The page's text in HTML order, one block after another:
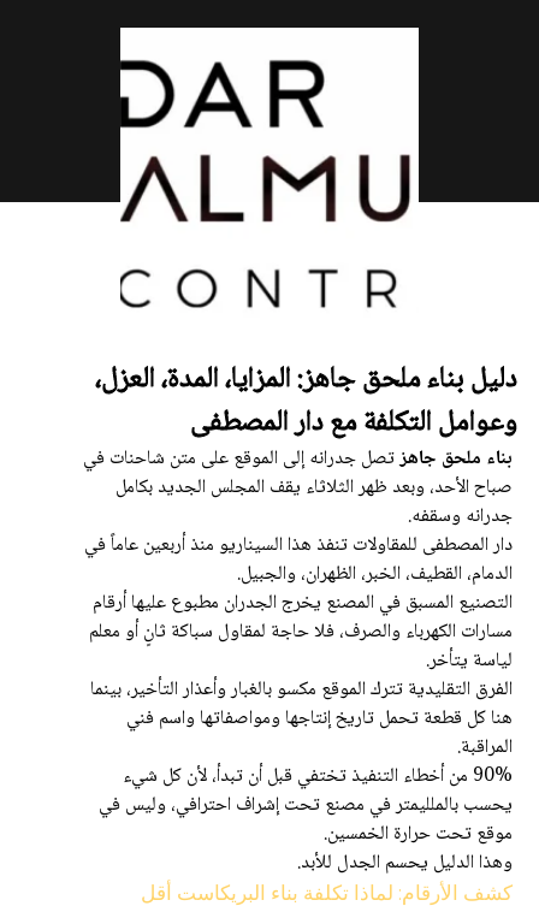
دليل بناء ملحق جاهز: المزايا، المدة، العزل،
وعوامل التكلفة مع دار المصطفى
بناء ملحق جاهزتصل جدرانه إلى الموقع على متن شاحنات في
صباح الأحد، وبعد ظهر الثلاثاء يقف المجلس الجديد بكامل
جدرانه وسقفه.
دار المصطفى للمقاولات تنفذ هذا السيناريو منذ أربعين عاماً في
الدمام، القطيف، الخبر، الظهران، والجبيل.
التصنيع المسبق في المصنع يخرج الجدران مطبوع عليها أرقام
مسارات الكهرباء والصرف، فلا حاجة لمقاول سباكة ثانٍ أو معلم
لياسة يتأخر.
الفرق التقليدية تترك الموقع مكسو بالغبار وأعذار التأخير، بينما
هنا كل قطعة تحمل تاريخ إنتاجها ومواصفاتها واسم فني
المراقبة.
90% من أخطاء التنفيذ تختفي قبل أن تبدأ، لأن كل شيء
يحسب بالملليمتر في مصنع تحت إشراف احترافي، وليس في
موقع تحت حرارة الخمسين.
وهذا الدليل يحسم الجدل للأبد.
كشف الأرقام: لماذا تكلفة بناء البريكاست أقل